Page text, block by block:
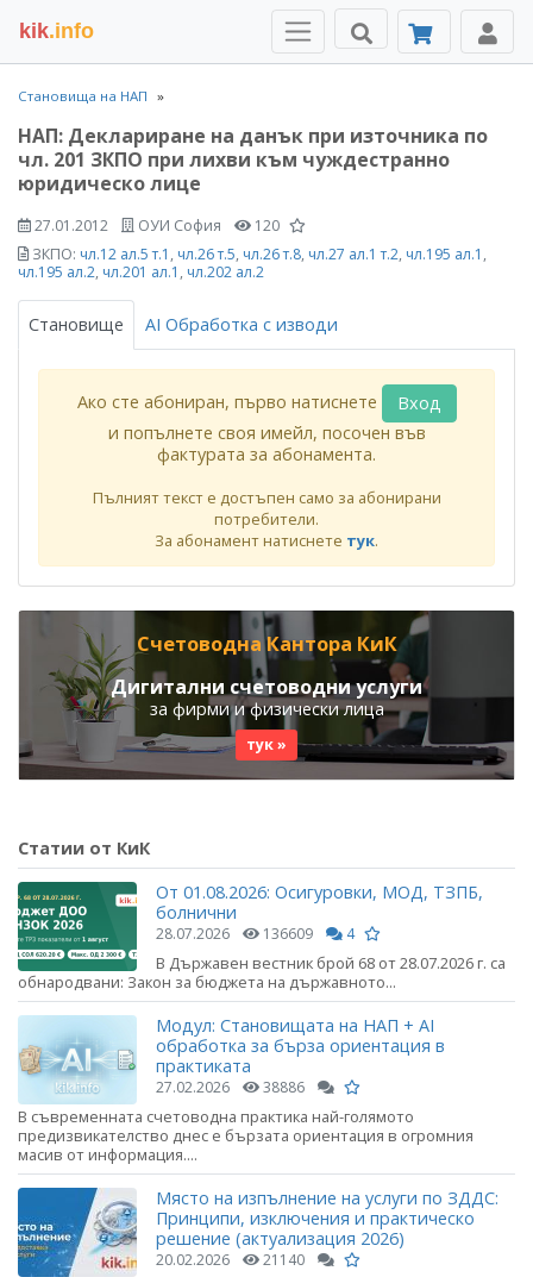
kik.info
Становища на НАП
НАП: Деклариране на данък при източника по
чл. 201 ЗКПО при лихви към чуждестранно
юридическо лице
27.01.2012 ОУИ София
120
ЗКПО: чл.12 ал.5 т.1 , чл.26 т.5, чл.26 т.8, чл.27 ал.1 т.2, чл.195 ал.1 ,
чл.195 ал.2, чл.201 ал.1 , чл.202 ал.2
Становище AI Обработка с изводи
Ако сте абониран, първо натиснете
Вход
и попълнете своя имейл, посочен във
фактурата за абонамента.
Пълният текст е достъпен само за абонирани
потребители.
За абонамент натиснете тук.
Счетоводна Кантора КиК
Дигитални счетоводни услуги
за фирми и физически лица
тук »
Статии от КиК
От 01.08.2026: Осигуровки, МОД, ТЗПБ,
болнични
28.07.2026 136609 4
В Държавен вестник брой 68 от 28.07.2026 г. са
обнародвани: Закон за бюджета на държавното...
Модул: Становищата на НАП + AI
обработка за бърза ориентация в
практиката
27.02.2026 38886
В съвременната счетоводна практика най-голямото
предизвикателство днес е бързата ориентация в огромния
масив от информация....
Място на изпълнение на услуги по ЗДДС:
Принципи, изключения и практическо
решение (актуализация 2026)
20.02.2026 21140